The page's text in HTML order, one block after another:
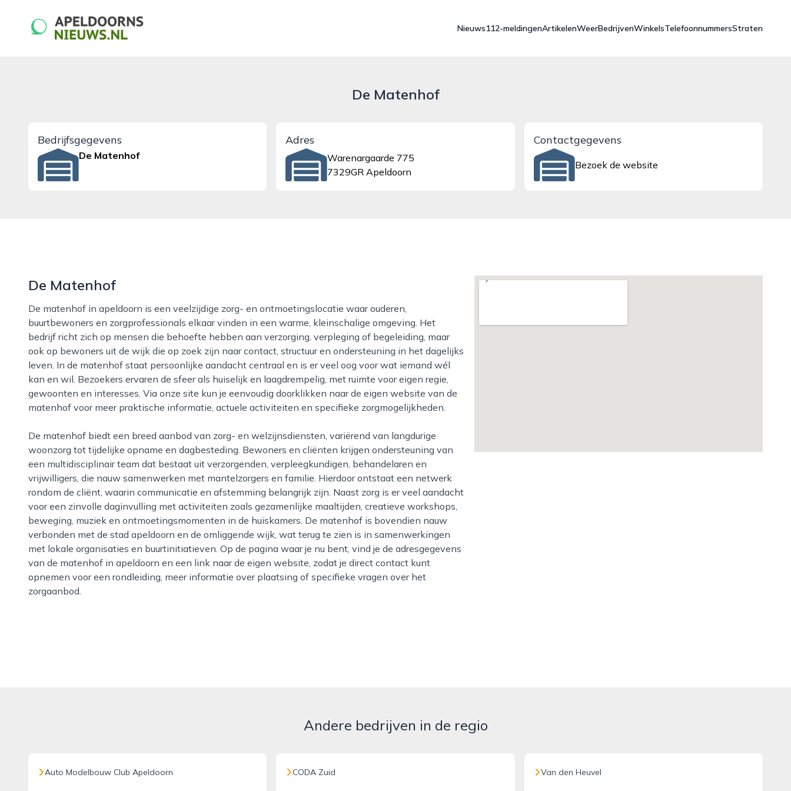
apeldoornsnieuws.nl
Nieuws112-meldingenArtikelenWeerBedrijvenWinkelsTelefoonnummersStraten
De Matenhof
Bedrijfsgegevens
De Matenhof
Adres
Warenargaarde 775
7329GR Apeldoorn
Contactgegevens
Bezoek de website
De Matenhof
De matenhof in apeldoorn is een veelzijdige zorg- en ontmoetingslocatie waar ouderen,
buurtbewoners en zorgprofessionals elkaar vinden in een warme, kleinschalige omgeving. Het
bedrijf richt zich op mensen die behoefte hebben aan verzorging, verpleging of begeleiding, maar
ook op bewoners uit de wijk die op zoek zijn naar contact, structuur en ondersteuning in het dagelijks
leven. In de matenhof staat persoonlijke aandacht centraal en is er veel oog voor wat iemand wél
kan en wil. Bezoekers ervaren de sfeer als huiselijk en laagdrempelig, met ruimte voor eigen regie,
gewoonten en interesses. Via onze site kun je eenvoudig doorklikken naar de eigen website van de
matenhof voor meer praktische informatie, actuele activiteiten en specifieke zorgmogelijkheden.
De matenhof biedt een breed aanbod van zorg- en welzijnsdiensten, variërend van langdurige
woonzorg tot tijdelijke opname en dagbesteding. Bewoners en cliënten krijgen ondersteuning van
een multidisciplinair team dat bestaat uit verzorgenden, verpleegkundigen, behandelaren en
vrijwilligers, die nauw samenwerken met mantelzorgers en familie. Hierdoor ontstaat een netwerk
rondom de cliënt, waarin communicatie en afstemming belangrijk zijn. Naast zorg is er veel aandacht
voor een zinvolle daginvulling met activiteiten zoals gezamenlijke maaltijden, creatieve workshops,
beweging, muziek en ontmoetingsmomenten in de huiskamers. De matenhof is bovendien nauw
verbonden met de stad apeldoorn en de omliggende wijk, wat terug te zien is in samenwerkingen
met lokale organisaties en buurtinitiatieven. Op de pagina waar je nu bent, vind je de adresgegevens
van de matenhof in apeldoorn en een link naar de eigen website, zodat je direct contact kunt
opnemen voor een rondleiding, meer informatie over plaatsing of specifieke vragen over het
zorgaanbod.
Andere bedrijven in de regio
Auto Modelbouw Club Apeldoorn CODA Zuid Van den Heuvel